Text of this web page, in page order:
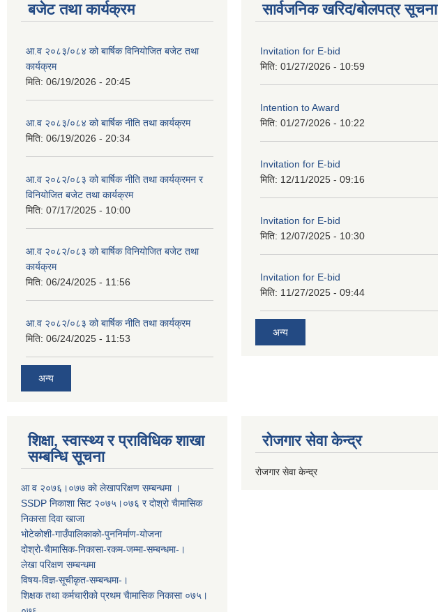
बजेट तथा कार्यक्रम
आ.व २०८३/०८४ को बार्षिक विनियोजित बजेट तथा
कार्यक्रम
मिति: 06/19/2026 - 20:45
आ.व २०८३/०८४ को बार्षिक नीति तथा कार्यक्रम
मिति: 06/19/2026 - 20:34
आ.व २०८२/०८३ को बार्षिक नीति तथा कार्यक्रमन र
विनियोजित बजेट तथा कार्यक्रम
मिति: 07/17/2025 - 10:00
आ.व २०८२/०८३ को बार्षिक विनियोजित बजेट तथा
कार्यक्रम
मिति: 06/24/2025 - 11:56
आ.व २०८२/०८३ को बार्षिक नीति तथा कार्यक्रम
मिति: 06/24/2025 - 11:53
अन्य
सार्वजनिक खरिद/बोलपत्र सूचना
Invitation for E-bid
मिति: 01/27/2026 - 10:59
Intention to Award
मिति: 01/27/2026 - 10:22
Invitation for E-bid
मिति: 12/11/2025 - 09:16
Invitation for E-bid
मिति: 12/07/2025 - 10:30
Invitation for E-bid
मिति: 11/27/2025 - 09:44
अन्य
शिक्षा, स्वास्थ्य र प्राविधिक शाखा
सम्बन्धि सूचना
आ व २०७६।०७७ काे लेखापरिक्षण सम्बन्धमा ।
SSDP निकाशा सिट २०७५।०७६ र दोश्रो चैामासिक
निकासा दिवा खाजा
भोटेकोशी-गाउँपालिकाको-पुननिर्माण-योजना
दोश्रो-चैामासिक-निकासा-रकम-जम्मा-सम्बन्धमा-।
लेखा परिक्षण सम्बन्धमा
विषय-विज्ञ-सूचीकृत-सम्बन्धमा-।
शिक्षक तथा कर्मचारीको प्रथम च‌ैामासिक निकासा ०७५।
रोजगार सेवा केन्द्र
रोजगार सेवा केन्द्र